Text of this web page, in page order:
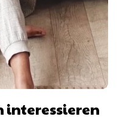
interessieren